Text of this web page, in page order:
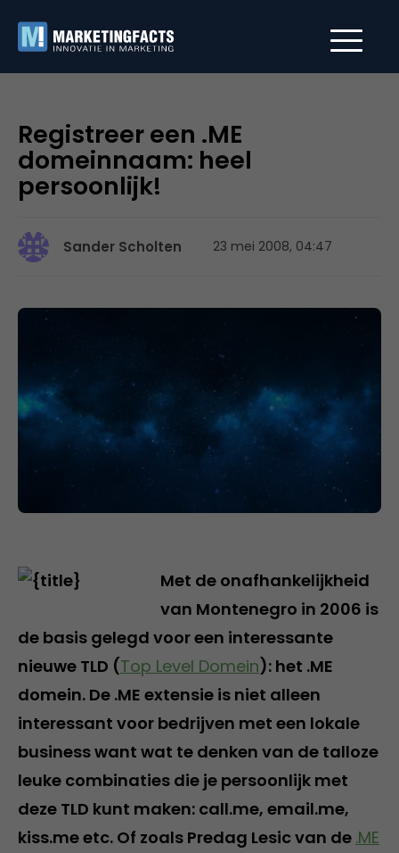
Registreer een .ME
domeinnaam: heel
persoonlijk!
Sander Scholten 23 mei 2008, 04:47
Met de onafhankelijkheid
van Montenegro in 2006 is
de basis gelegd voor een interessante
nieuwe TLD (Top Level Domein): het .ME
domein. De .ME extensie is niet alleen
interessant voor bedrijven met een lokale
business want wat te denken van de talloze
leuke combinaties die je persoonlijk met
deze TLD kunt maken: call.me, email.me,
kiss.me etc. Of zoals Predag Lesic van de .ME